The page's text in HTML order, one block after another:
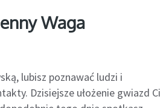
Waga
lubisz poznawać ludzi i
Dzisiejsze ułożenie gwiazd Ci